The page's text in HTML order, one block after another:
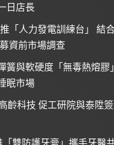
日店長
「人力發電訓練台」 結
資前市場調查
簧與軟硬度「無毒熱熔膠
眠市場
齡科技 促工研院與泰陞